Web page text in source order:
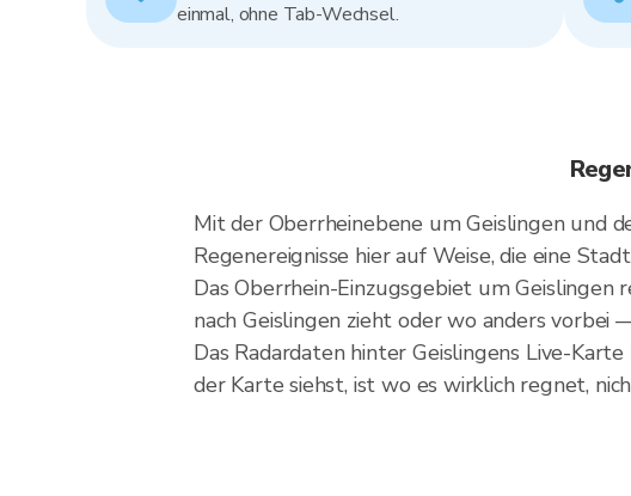
einmal, ohne Tab-Wechsel.
Mit der Oberrheinebene um Geislingen und
Regenereignisse hier auf Weise, die eine
Das Oberrhein-Einzugsgebiet um
nach Geislingen zieht oder wo anders vorbei
Das Radardaten hinter Geislingens Live-
der Karte siehst, ist wo es wirklich regnet,